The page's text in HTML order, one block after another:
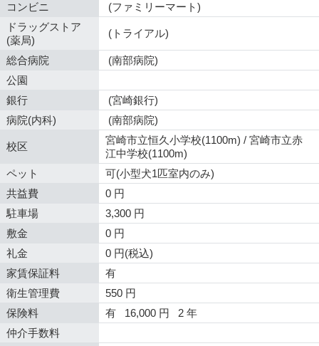
コンビニ
(ファミリーマート)
ドラッグストア
(薬局)
(トライアル)
総合病院
(南部病院)
公園
銀行
(宮崎銀行)
病院(内科)
(南部病院)
校区
宮崎市立恒久小学校(1100m) / 宮崎市立赤
江中学校(1100m)
ペット
可(小型犬1匹室内のみ)
共益費
0 円
駐車場
3,300 円
敷金
0 円
礼金
0 円(税込)
家賃保証料
有
衛生管理費
550 円
保険料
有 16,000 円 2 年
仲介手数料